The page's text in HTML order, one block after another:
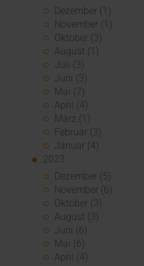
Dezember (1)
November (1)
Oktober (3)
August (1)
Juli (3)
Juni (3)
Mai (7)
April (4)
März (1)
Februar (3)
Januar (4)
2023
Dezember (5)
November (6)
Oktober (3)
August (3)
Juni (6)
Mai (6)
April (4)